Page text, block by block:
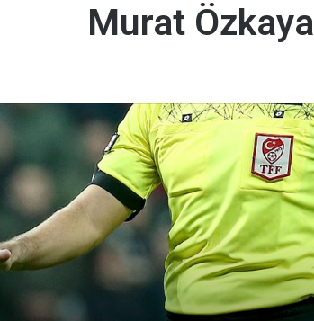
Murat Özkaya